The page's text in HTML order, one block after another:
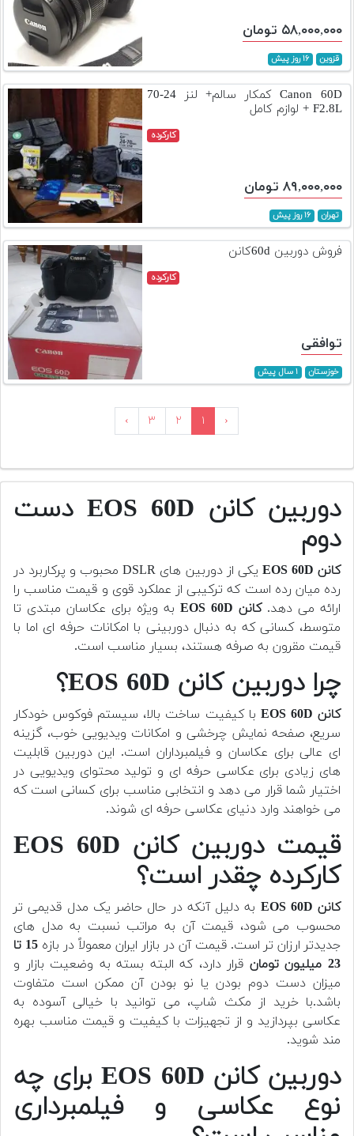
۵۸,۰۰۰,۰۰۰ تومان
قزوین ۱۶ روز پیش
Canon 60D کمکار سالم+ لنز 24-70
F2.8L + لوازم کامل
کارکرده
۸۹,۰۰۰,۰۰۰ تومان
تهران ۱۶ روز پیش
فروش دوربین 60dکانن
کارکرده
توافقی
خوزستان ۱ سال پیش
‹ ۱ ۲ ۳ ›
دوربین کانن EOS 60D دست
دوم
کانن EOS 60D
یکی از دوربین های DSLR محبوب و پرکاربرد در
رده میان رده است که ترکیبی از عملکرد قوی و قیمت مناسب را
ارائه می دهد.کانن EOS 60D
به ویژه برای عکاسان مبتدی تا
متوسط، کسانی که به دنبال دوربینی با امکانات حرفه ای اما با
قیمت مقرون به صرفه هستند، بسیار مناسب است.
چرا دوربین کانن EOS 60D؟
کانن EOS 60D
با کیفیت ساخت بالا، سیستم فوکوس خودکار
سریع، صفحه نمایش چرخشی و امکانات ویدیویی خوب، گزینه
ای عالی برای عکاسان و فیلمبرداران است. این دوربین قابلیت
های زیادی برای عکاسی حرفه ای و تولید محتوای ویدیویی در
اختیار شما قرار می دهد و انتخابی مناسب برای کسانی است که
می خواهند وارد دنیای عکاسی حرفه ای شوند.
قیمت دوربین کانن EOS 60D
کارکرده چقدر است؟
کانن EOS 60D
به دلیل آنکه در حال حاضر یک مدل قدیمی تر
محسوب می شود، قیمت آن به مراتب نسبت به مدل های
جدیدتر ارزان تر است. قیمت آن در بازار ایران معمولاً در بازه
15 تا
23 میلیون تومان
قرار دارد، که البته بسته به وضعیت بازار و
میزان دست دوم بودن یا نو بودن آن ممکن است متفاوت
باشد.با خرید از مکث شاپ، می توانید با خیالی آسوده به
عکاسی بپردازید و از تجهیزات با کیفیت و قیمت مناسب بهره
مند شوید.
دوربین کانن EOS 60D برای چه
نوع عکاسی و فیلمبرداری